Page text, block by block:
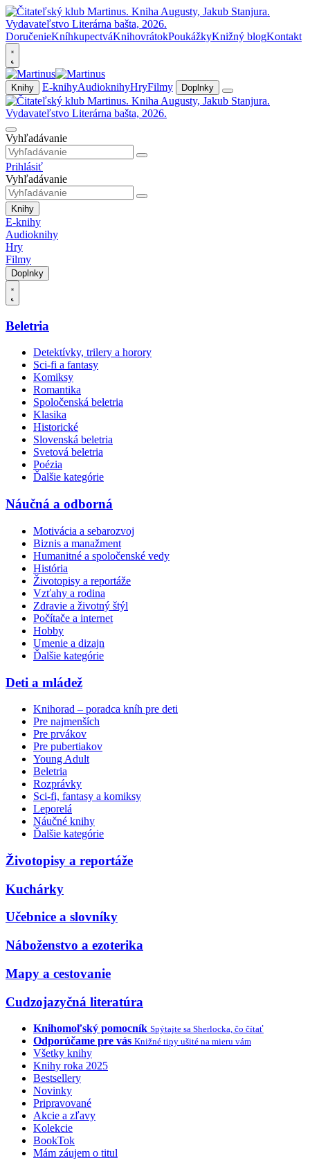
DoručenieKníhkupectváKnihovrátokPoukážkyKnižný blogKontakt
Knihy E-knihyAudioknihyHryFilmy Doplnky
Vyhľadávanie
Prihlásiť
Vyhľadávanie
Knihy
E-knihy
Audioknihy
Hry
Filmy
Doplnky
Beletria
Detektívky, trilery a horory
Sci-fi a fantasy
Komiksy
Romantika
Spoločenská beletria
Klasika
Historické
Slovenská beletria
Svetová beletria
Poézia
Ďalšie kategórie
Náučná a odborná
Motivácia a sebarozvoj
Biznis a manažment
Humanitné a spoločenské vedy
História
Životopisy a reportáže
Vzťahy a rodina
Zdravie a životný štýl
Počítače a internet
Hobby
Umenie a dizajn
Ďalšie kategórie
Deti a mládež
Knihorad – poradca kníh pre deti
Pre najmenších
Pre prvákov
Pre pubertiakov
Young Adult
Beletria
Rozprávky
Sci-fi, fantasy a komiksy
Leporelá
Náučné knihy
Ďalšie kategórie
Životopisy a reportáže
Kuchárky
Učebnice a slovníky
Náboženstvo a ezoterika
Mapy a cestovanie
Cudzojazyčná literatúra
Knihomoľský pomocník Spýtajte sa Sherlocka, čo čítať
Odporúčame pre vás Knižné tipy ušité na mieru vám
Všetky knihy
Knihy roka 2025
Bestsellery
Novinky
Pripravované
Akcie a zľavy
Kolekcie
BookTok
Mám záujem o titul